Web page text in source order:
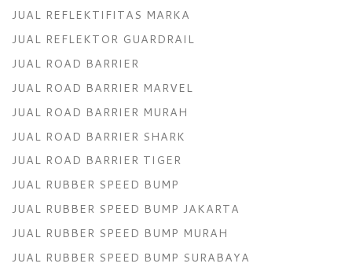
JUAL REFLEKTIFITAS MARKA
JUAL REFLEKTOR GUARDRAIL
JUAL ROAD BARRIER
JUAL ROAD BARRIER MARVEL
JUAL ROAD BARRIER MURAH
JUAL ROAD BARRIER SHARK
JUAL ROAD BARRIER TIGER
JUAL RUBBER SPEED BUMP
JUAL RUBBER SPEED BUMP JAKARTA
JUAL RUBBER SPEED BUMP MURAH
JUAL RUBBER SPEED BUMP SURABAYA